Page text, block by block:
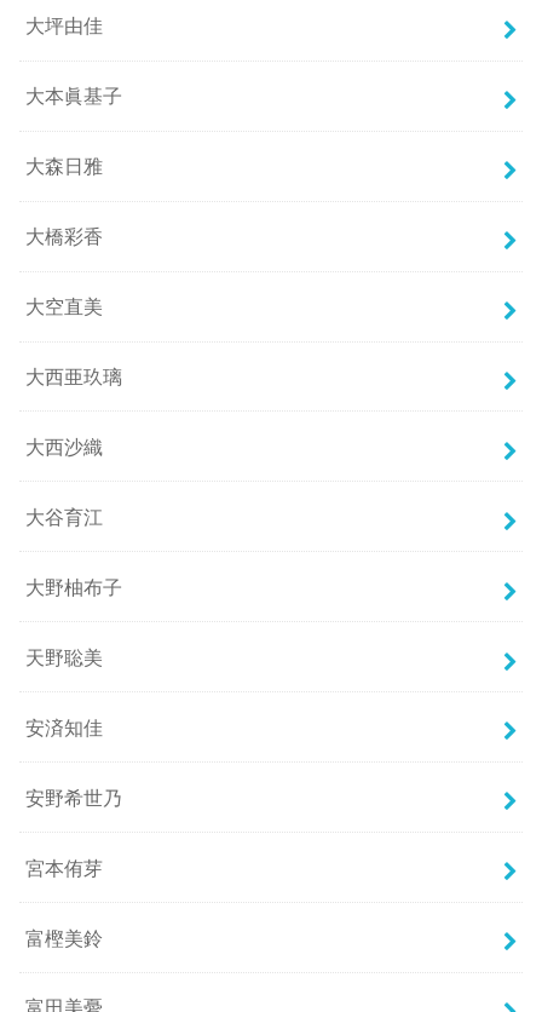
大坪由佳
大本眞基子
大森日雅
大橋彩香
大空直美
大西亜玖璃
大西沙織
大谷育江
大野柚布子
天野聡美
安済知佳
安野希世乃
宮本侑芽
富樫美鈴